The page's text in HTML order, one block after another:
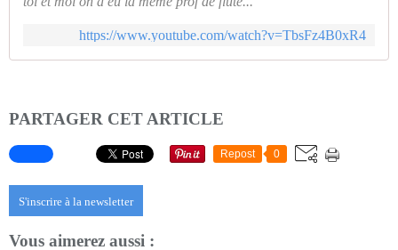
https://www.youtube.com/watch?v=TbsFz4B0xR4
PARTAGER CET ARTICLE
Repost 0
S'inscrire à la newsletter
Vous aimerez aussi :